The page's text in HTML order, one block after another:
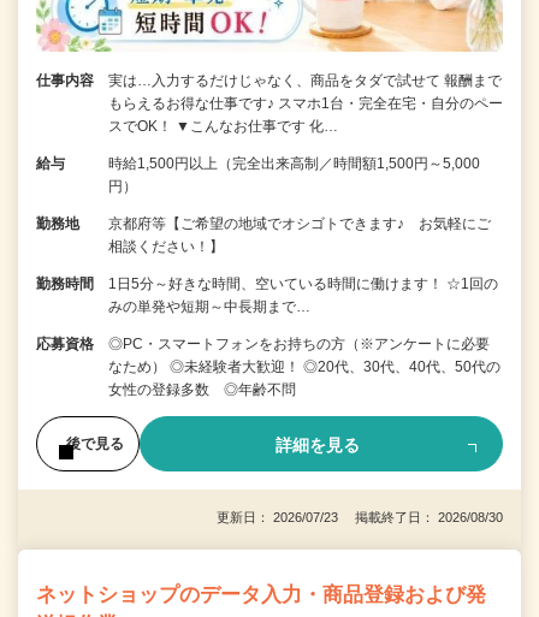
仕事内容
実は…入力するだけじゃなく、商品をタダで試せて 報酬まで
もらえるお得な仕事です♪ スマホ1台・完全在宅・自分のペー
スでOK！ ▼こんなお仕事です 化…
給与
時給1,500円以上（完全出来高制／時間額1,500円～5,000
円）
勤務地
京都府等【ご希望の地域でオシゴトできます♪ お気軽にご
相談ください！】
勤務時間
1日5分～好きな時間、空いている時間に働けます！ ☆1回の
みの単発や短期～中長期まで…
応募資格
◎PC・スマートフォンをお持ちの方（※アンケートに必要
なため） ◎未経験者大歓迎！ ◎20代、30代、40代、50代の
女性の登録多数 ◎年齢不問
後で見る 詳細を見る
更新日： 2026/07/23 掲載終了日： 2026/08/30
ネットショップのデータ入力・商品登録および発